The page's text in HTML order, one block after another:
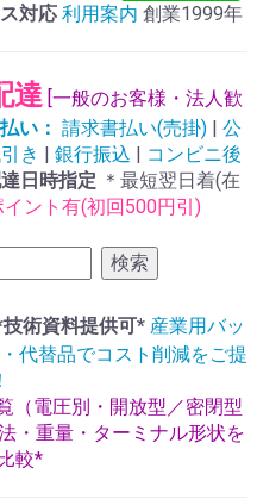
対応 利用案内 創業1999年
達 [一般のお客様・法人歓
い： 請求書払い(売掛) | 公
き | 銀行振込 | コンビニ後
日時指定 ＊最短翌日着(在
ント有(初回500円引)
検索
術資料提供可* 産業用バッ
代替品でコスト削減をご提
（電圧別・開放型／密閉型
・重量・ターミナル形状を
較*